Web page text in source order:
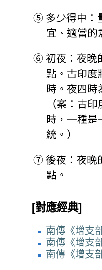
⑤ 多少得中：
宜、適當的
⑥ 初夜：夜晚
點。古印度
時。夜四時
（案：古
時，一種是
統。）
⑦ 後夜：夜晚
點。
[對應經典]
南傳《增支
南傳《增支
南傳《增支